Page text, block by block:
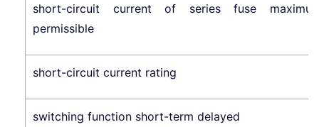
short-circuit current of series fuse
permissible
short-circuit current rating
switching function short-term delayed